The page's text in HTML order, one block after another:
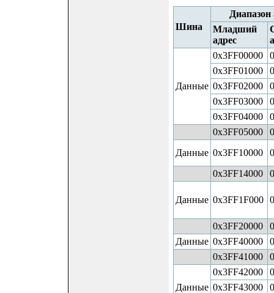
Шина
Диапазон
Младший
адрес
Данные
0x3FF00000
0x3FF01000
0x3FF02000
0x3FF03000
0x3FF04000
0x3FF05000
Данные 0x3FF10000
0x3FF14000
Данные 0x3FF1F000
0x3FF20000
Данные 0x3FF40000
0x3FF41000
Данные
0x3FF42000
0x3FF43000